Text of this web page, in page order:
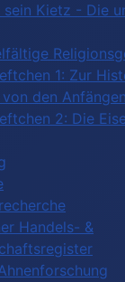
sein Kietz - Die
1: Zur
den
2: Die
Handels- &